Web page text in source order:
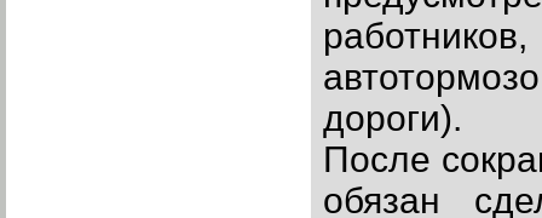
дороги).
После
обязан